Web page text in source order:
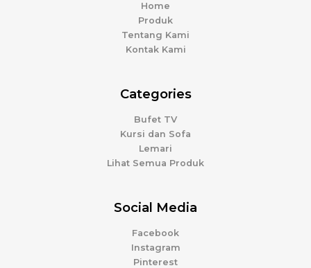
Home
Produk
Tentang Kami
Kontak Kami
Categories
Bufet TV
Kursi dan Sofa
Lemari
Lihat Semua Produk
Social Media
Facebook
Instagram
Pinterest